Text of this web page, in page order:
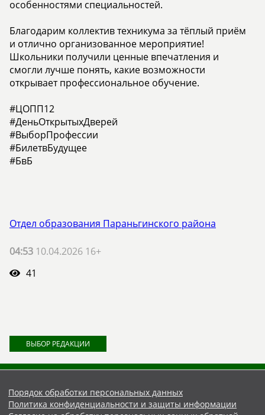
особенностями специальностей.
Благодарим коллектив техникума за тёплый приём
и отлично организованное мероприятие!
Школьники получили ценные впечатления и
смогли лучше понять, какие возможности
открывает профессиональное обучение.
#ЦОПП12
#ДеньОткрытыхДверей
#ВыборПрофессии
#БилетвБудущее
#БвБ
Отдел образования Параньгинского района
04:53 10.04.2026 16+
41
ВЫБОР РЕДАКЦИИ
Порядок обработки персональных данных
Политика конфиденциальности и защиты информации